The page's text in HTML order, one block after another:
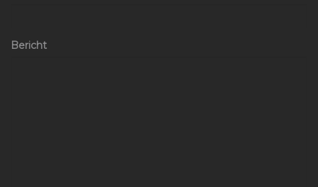
Bericht